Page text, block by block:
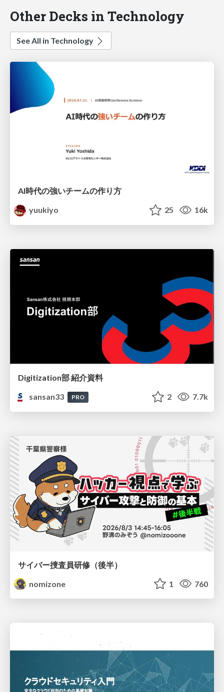
Other Decks in Technology
See All in Technology
AI時代の強いチームの作り方
yuukiyo
25 16k
Digitization部 紹介資料
sansan33
PRO 2 7.7k
サイバー捜査員研修（後半）
nomizone
1 760